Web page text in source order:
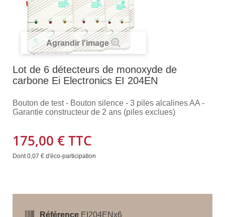
Agrandir l'image
Lot de 6 détecteurs de monoxyde de
carbone Ei Electronics EI 204EN
Bouton de test - Bouton silence - 3 piles alcalines AA -
Garantie constructeur de 2 ans (piles exclues)
175,00 €TTC
Dont0,07 € d'éco-participation
Référence EI204ENx6